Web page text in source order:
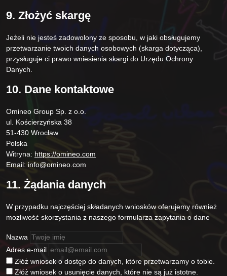
9. Złożyć skargę
Jeżeli nie jesteś zadowolony ze sposobu, w jaki obsługujemy
przetwarzanie twoich danych osobowych (skarga dotycząca),
przysługuje ci prawo wniesienia skargi do Urzędu Ochrony
Danych.
10. Dane kontaktowe
Omineo Group Sp. z o.o.
ul. Kościerzyńska 38
51-430 Wrocław
Polska
Witryna: https://omineo.com
Email: info@omineo.com
11. Żądania danych
W przypadku najczęściej składanych wniosków oferujemy również
możliwość skorzystania z naszego formularza zapytania o dane
Nazwa
Adres e-mail
Złóż wniosek o dostęp do danych, które przetwarzamy o tobie.
Złóż wniosek o usunięcie danych, które nie są już istotne.